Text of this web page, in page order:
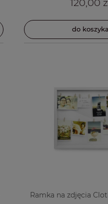
do koszyka
Ramka na zdjęcia